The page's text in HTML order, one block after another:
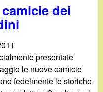
dei
presentate
le nuove camicie
fedelmente le storiche